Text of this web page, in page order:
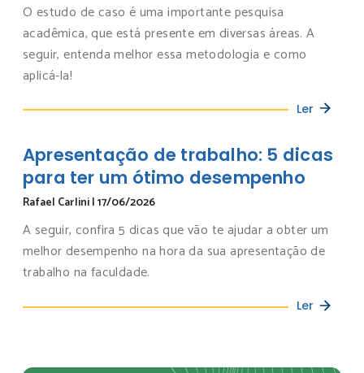
O estudo de caso é uma importante pesquisa
acadêmica, que está presente em diversas áreas. A
seguir, entenda melhor essa metodologia e como
aplicá-la!
Ler
Apresentação de trabalho: 5 dicas
para ter um ótimo desempenho
Rafael Carlini|17/06/2026
A seguir, confira 5 dicas que vão te ajudar a obter um
melhor desempenho na hora da sua apresentação de
trabalho na faculdade.
Ler